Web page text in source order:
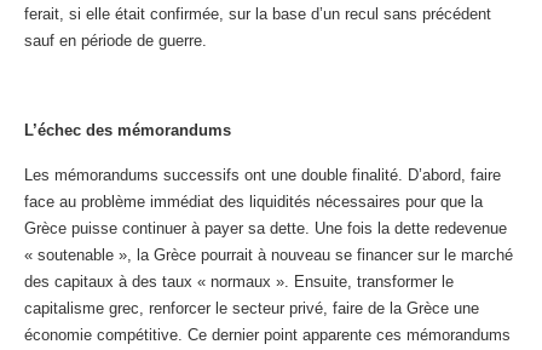
ferait, si elle était confirmée, sur la base d’un recul sans précédent
sauf en période de guerre.
L’échec des mémorandums
Les mémorandums successifs ont une double finalité. D’abord, faire
face au problème immédiat des liquidités nécessaires pour que la
Grèce puisse continuer à payer sa dette. Une fois la dette redevenue
« soutenable », la Grèce pourrait à nouveau se financer sur le marché
des capitaux à des taux « normaux ». Ensuite, transformer le
capitalisme grec, renforcer le secteur privé, faire de la Grèce une
économie compétitive. Ce dernier point apparente ces mémorandums